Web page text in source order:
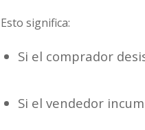
Esto significa:
Si el comprador
Si el vendedor